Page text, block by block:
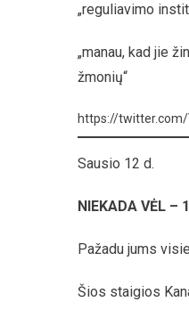
„reguliavimo
„manau, kad jie
žmonių“
https://
Sausio 12 d.
NIEKADA VĖL
Pažadu jums
Šios staigios